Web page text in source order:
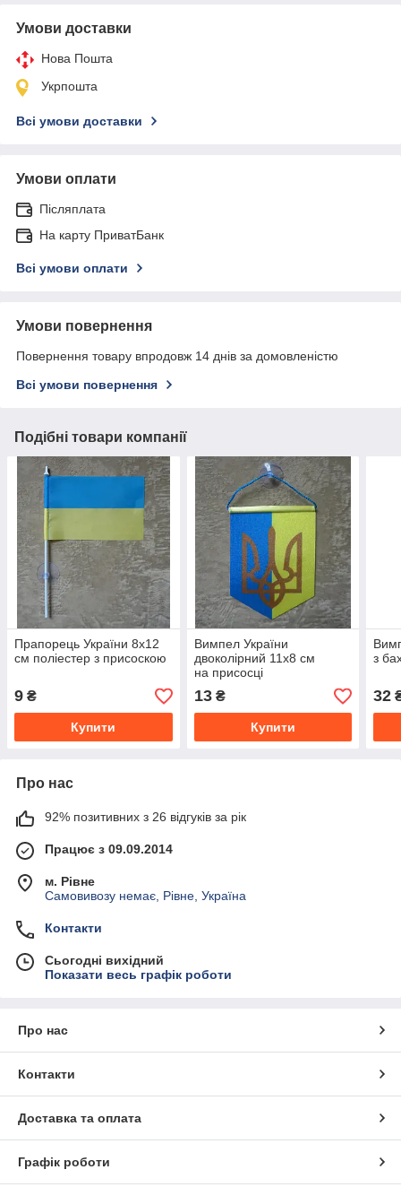
Умови доставки
Нова Пошта
Укрпошта
Всі умови доставки
Умови оплати
Післяплата
На карту ПриватБанк
Всі умови оплати
Умови повернення
Повернення товару впродовж 14 днів за домовленістю
Всі умови повернення
Подібні товари компанії
Прапорець України 8х12
см поліестер з присоскою
9 ₴
Купити
Вимпел України
двоколірний 11х8 см
на присосці
13₴
Купити
з
32
Про нас
92% позитивних з 26 відгуків за рік
Працює з 09.09.2014
м. Рівне
Самовивозу немає, Рівне, Україна
Контакти
Сьогодні вихідний
Показати весь графік роботи
Про нас
Контакти
Доставка та оплата
Графік роботи